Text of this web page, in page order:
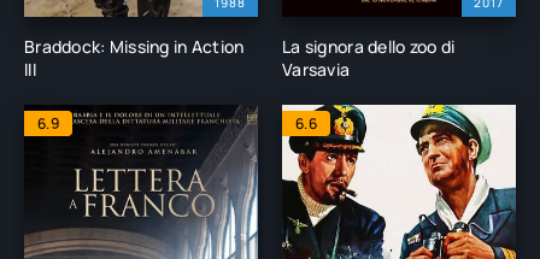
Braddock: Missing in Action
III
La signora dello zoo di
Varsavia
6.9 6.6